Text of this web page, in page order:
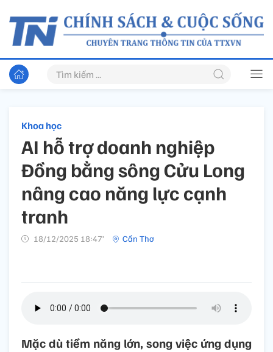
Khoa học
AI hỗ trợ doanh nghiệp
Đồng bằng sông Cửu Long
nâng cao năng lực cạnh
tranh
18/12/2025 18:47’ Cần Thơ
Mặc dù tiềm năng lớn, song việc ứng dụng